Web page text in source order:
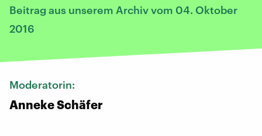
Beitrag aus unserem Archiv vom 04. Oktober
2016
Moderatorin:
Anneke Schäfer